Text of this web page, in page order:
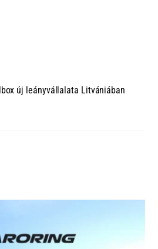
új leányvállalata Litvániában